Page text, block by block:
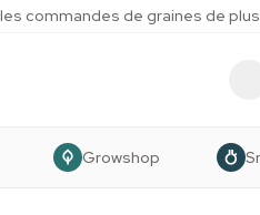
commandes de graines de
Growshop